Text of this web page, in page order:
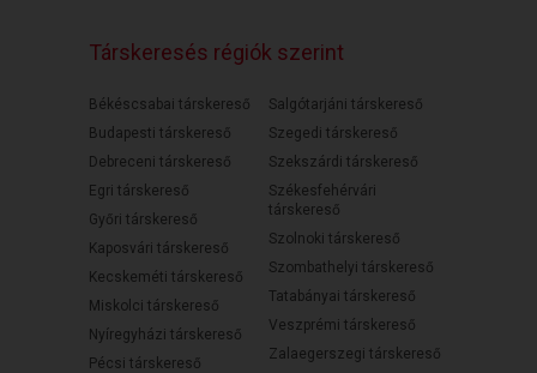
Társkeresés régiók szerint
Békéscsabai társkereső
Budapesti társkereső
Debreceni társkereső
Egri társkereső
Győri társkereső
Kaposvári társkereső
Kecskeméti társkereső
Miskolci társkereső
Nyíregyházi társkereső
Pécsi társkereső
Salgótarjáni társkereső
Szegedi társkereső
Szekszárdi társkereső
Székesfehérvári
társkereső
Szolnoki társkereső
Szombathelyi társkereső
Tatabányai társkereső
Veszprémi társkereső
Zalaegerszegi társkereső